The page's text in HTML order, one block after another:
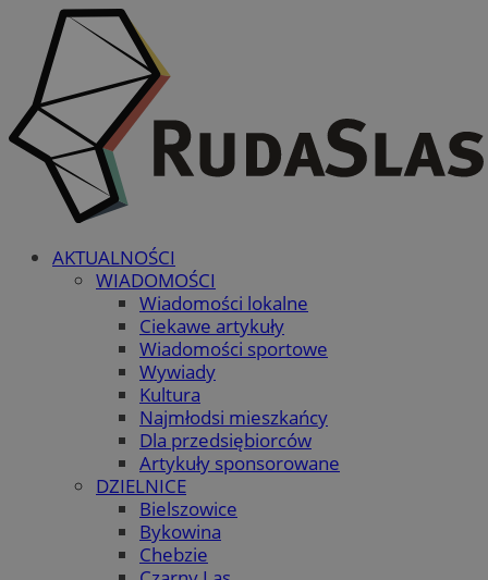
AKTUALNOŚCI
WIADOMOŚCI
Wiadomości lokalne
Ciekawe artykuły
Wiadomości sportowe
Wywiady
Kultura
Najmłodsi mieszkańcy
Dla przedsiębiorców
Artykuły sponsorowane
DZIELNICE
Bielszowice
Bykowina
Chebzie